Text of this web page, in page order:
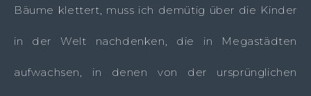
Bäume klettert, muss ich demütig über die Kinder
in der Welt nachdenken, die in Megastädten
aufwachsen, in denen von der ursprünglichen